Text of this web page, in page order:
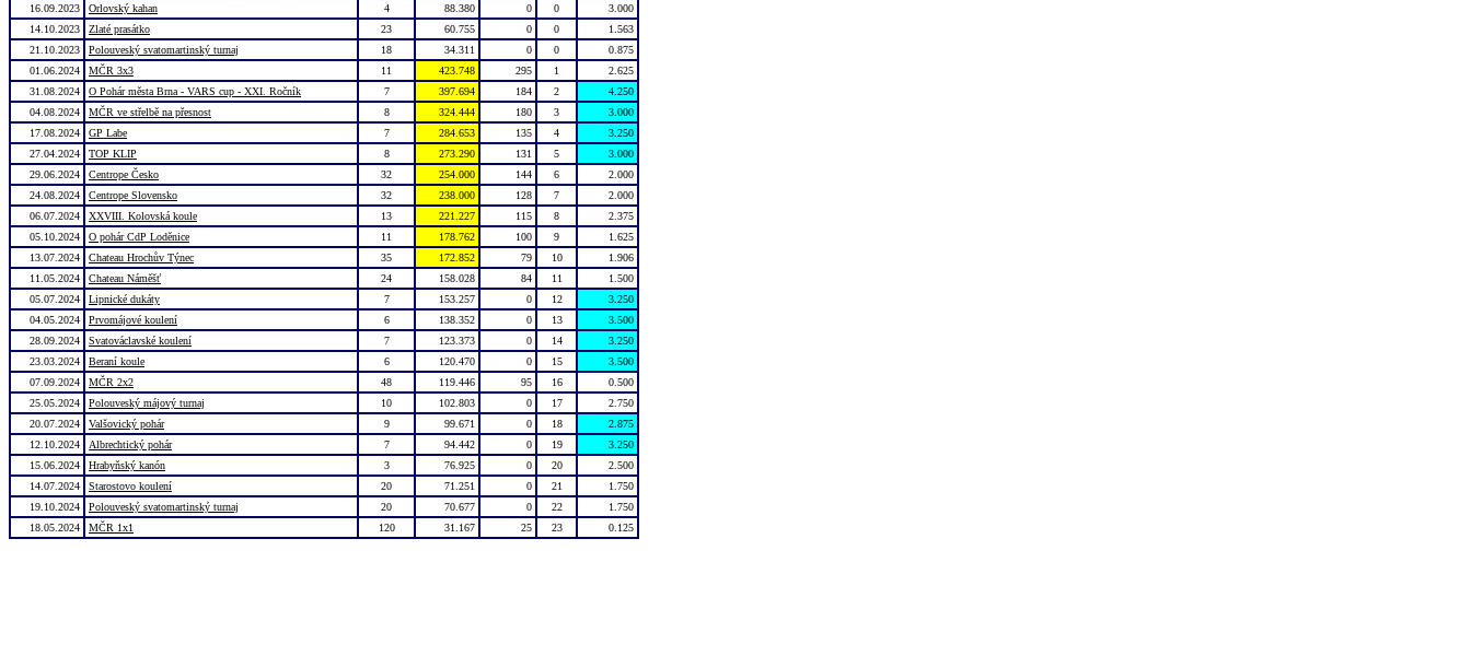
16.09.2023
Orlovský kahan 4 88.380 0 0
3.000
14.10.2023
Zlaté prasátko 23 60.755 0 0
1.563
21.10.2023
Polouveský svatomartinský turnaj 18 34.311 0 0
0.875
01.06.2024
MČR 3x3 11 423.748 295 1
2.625
31.08.2024
O Pohár města Brna - VARS cup - XXI. Ročník 7 397.694 184 2
4.250
04.08.2024
MČR ve střelbě na přesnost 8 324.444 180 3
3.000
17.08.2024
GP Labe 7 284.653 135 4
3.250
27.04.2024
TOP KLIP 8 273.290 131 5
3.000
29.06.2024
Centrope Česko 32 254.000 144 6
2.000
24.08.2024
Centrope Slovensko 32 238.000 128 7
2.000
06.07.2024
XXVIII. Kolovská koule 13 221.227 115 8
2.375
05.10.2024
O pohár CdP Loděnice 11 178.762 100 9
1.625
13.07.2024
Chateau Hrochův Týnec 35 172.852 79 10
1.906
11.05.2024
Chateau Náměšť 24 158.028 84 11
1.500
05.07.2024
Lipnické dukáty 7 153.257 0 12
3.250
04.05.2024
Prvomájové koulení 6 138.352 0 13
3.500
28.09.2024
Svatováclavské koulení 7 123.373 0 14
3.250
23.03.2024
Beraní koule 6 120.470 0 15
3.500
07.09.2024
MČR 2x2 48 119.446 95 16
0.500
25.05.2024
Polouveský májový turnaj 10 102.803 0 17
2.750
20.07.2024
Valšovický pohár 9 99.671 0 18
2.875
12.10.2024
Albrechtický pohár 7 94.442 0 19
3.250
15.06.2024
Hrabyňský kanón 3 76.925 0 20
2.500
14.07.2024
Starostovo koulení 20 71.251 0 21
1.750
19.10.2024
Polouveský svatomartinský turnaj 20 70.677 0 22
1.750
18.05.2024
MČR 1x1 120 31.167 25 23 0.125